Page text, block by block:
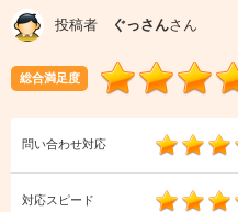
投稿者 ぐっさんさん
総合満足度
問い合わせ対応
対応スピード